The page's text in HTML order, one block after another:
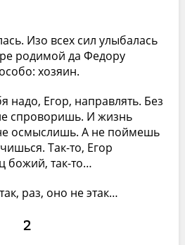
Изо всех сил улыбалась
родимой да Федору
хозяин.
надо, Егор, направлять. Без
спроворишь. И жизнь
осмыслишь. А не поймешь
Так-то, Егор
божий, так-то…
раз, оно не этак…
2